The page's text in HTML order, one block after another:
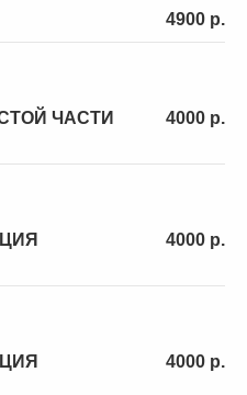
4900 р.
ЧАСТИ
4000 р.
4000 р.
4000 р.
части